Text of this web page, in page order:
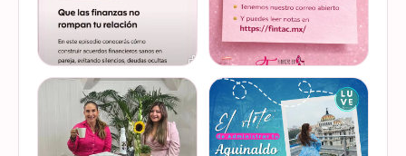
@lucyquiroga tuvo la
oportunidad de conversar
con la gran Ilana Sod, en el
#podcast Consejo Capital
de @scotiabankmx Gracias
por la invitac…
VER EN
Prometemos que no
desaparecimos… solo
estamos reorganizando
todo (y esperando a que el
diseñador vuelva del retiro
😅). No estamos publicand…
VER EN